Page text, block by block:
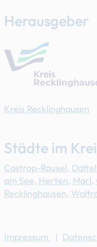
Herausgeber
Kreis Recklinghausen
Städte im
Castrop-Rauxel,
am See, Herten, Marl,
Recklinghausen,
Impressum |